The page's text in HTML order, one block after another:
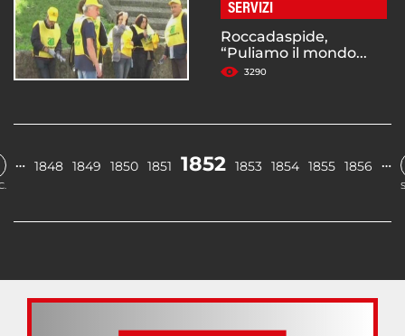
SERVIZI
Roccadaspide,
“Puliamo il mondo...
3290
… 1848 1849 1850 1851 1852 1853 1854 1855 1856 …